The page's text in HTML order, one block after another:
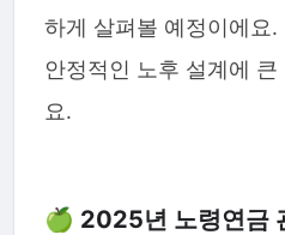
하게 살펴볼 예정이에요
안정적인 노후 설계에
요.
🍏 2025년 노령연금